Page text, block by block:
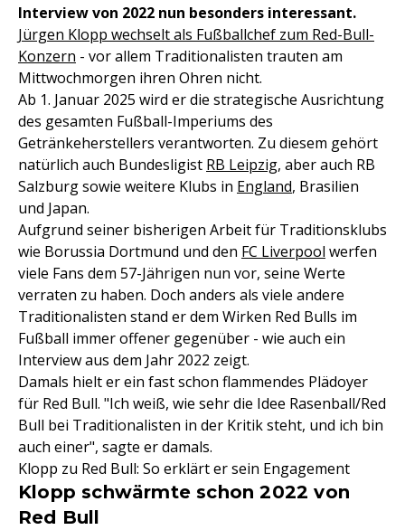
Interview von 2022 nun besonders interessant.
Jürgen Klopp wechselt als Fußballchef zum Red-Bull-
Konzern - vor allem Traditionalisten trauten am
Mittwochmorgen ihren Ohren nicht.
Ab 1. Januar 2025 wird er die strategische Ausrichtung
des gesamten Fußball-Imperiums des
Getränkeherstellers verantworten. Zu diesem gehört
natürlich auch Bundesligist RB Leipzig, aber auch RB
Salzburg sowie weitere Klubs in England, Brasilien
und Japan.
Aufgrund seiner bisherigen Arbeit für Traditionsklubs
wie Borussia Dortmund und den FC Liverpool werfen
viele Fans dem 57-Jährigen nun vor, seine Werte
verraten zu haben. Doch anders als viele andere
Traditionalisten stand er dem Wirken Red Bulls im
Fußball immer offener gegenüber - wie auch ein
Interview aus dem Jahr 2022 zeigt.
Damals hielt er ein fast schon flammendes Plädoyer
für Red Bull. "Ich weiß, wie sehr die Idee Rasenball/Red
Bull bei Traditionalisten in der Kritik steht, und ich bin
auch einer", sagte er damals.
Klopp zu Red Bull: So erklärt er sein Engagement
Klopp schwärmte schon 2022 von
Red Bull